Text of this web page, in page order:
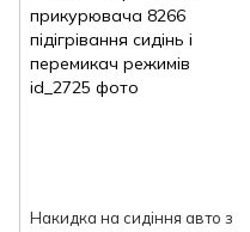
Накидка на сидіння авто з